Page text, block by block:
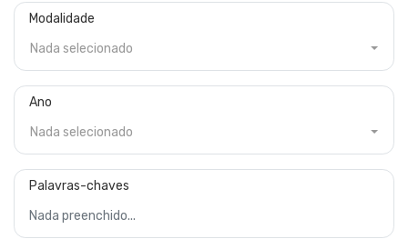
Modalidade
Nada selecionado
Ano
Nada selecionado
Palavras-chaves